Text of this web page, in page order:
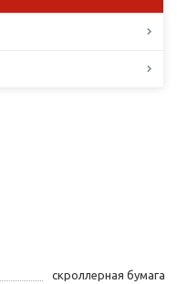
скроллерная бумага